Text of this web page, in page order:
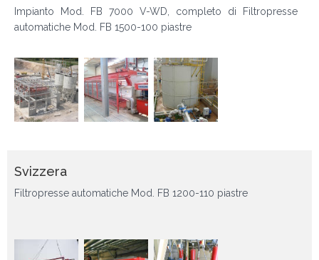
Impianto Mod. FB 7000 V-WD, completo di Filtropresse
automatiche Mod. FB 1500-100 piastre
Svizzera
Filtropresse automatiche Mod. FB 1200-110 piastre